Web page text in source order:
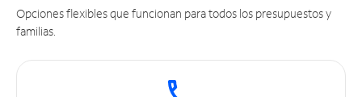
Opciones flexibles que funcionan para todos los presupuestos y
familias.